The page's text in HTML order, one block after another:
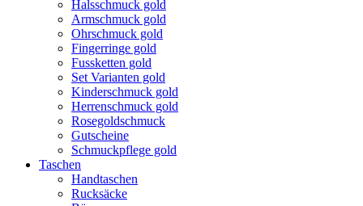
Halsschmuck gold
Armschmuck gold
Ohrschmuck gold
Fingerringe gold
Fussketten gold
Set Varianten gold
Kinderschmuck gold
Herrenschmuck gold
Rosegoldschmuck
Gutscheine
Schmuckpflege gold
Taschen
Handtaschen
Rucksäcke